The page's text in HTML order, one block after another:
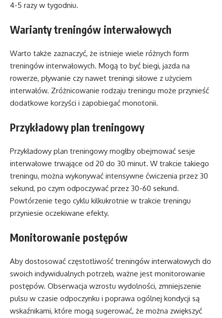
4-5 razy w tygodniu.
Warianty treningów interwałowych
Warto także zaznaczyć, że istnieje wiele różnych form
treningów interwałowych. Mogą to być biegi, jazda na
rowerze, pływanie czy nawet treningi siłowe z użyciem
interwałów. Zróżnicowanie rodzaju treningu może przynieść
dodatkowe korzyści i zapobiegać monotonii.
Przykładowy plan treningowy
Przykładowy plan treningowy mogłby obejmować sesje
interwałowe trwające od 20 do 30 minut. W trakcie takiego
treningu, można wykonywać intensywne ćwiczenia przez 30
sekund, po czym odpoczywać przez 30-60 sekund.
Powtórzenie tego cyklu kilkukrotnie w trakcie treningu
przyniesie oczekiwane efekty.
Monitorowanie postępów
Aby dostosować częstotliwość treningów interwałowych do
swoich indywidualnych potrzeb, ważne jest monitorowanie
postępów. Obserwacja wzrostu wydolności, zmniejszenie
pulsu w czasie odpoczynku i poprawa ogólnej kondycji są
wskaźnikami, które mogą sugerować, że można zwiększyć